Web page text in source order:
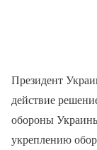
Президент
действие
обороны
укреплению